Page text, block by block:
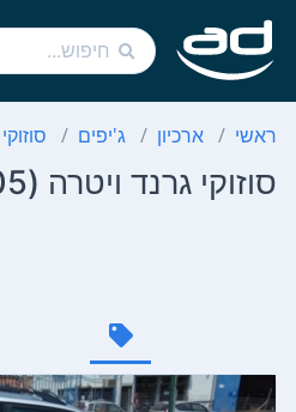
ראשי ארכיון ג'יפים סוזוקי
סוזוקי גרנד ויטרה (2005)